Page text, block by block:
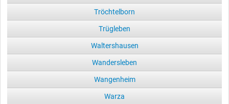
Tröchtelborn
Trügleben
Waltershausen
Wandersleben
Wangenheim
Warza